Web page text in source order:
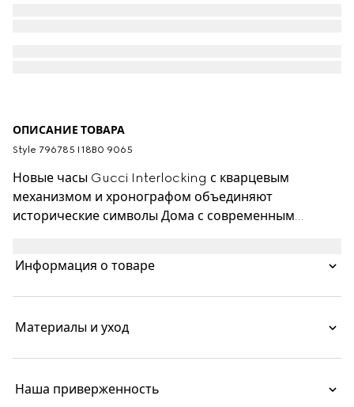
ОПИСАНИЕ ТОВАРА
Style ‎796785 I18B0 9065
Новые часы Gucci Interlocking с кварцевым
механизмом и хронографом объединяют
исторические символы Дома с современным
безелем и тахиметром. Аксессуар с браслетом из
небольшим дисплеем для секунд.
Информация о товаре
Материалы и уход
Наша приверженность